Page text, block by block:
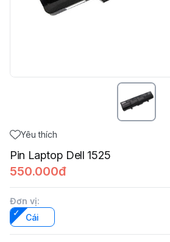
Yêu thích
Pin Laptop Dell 1525
550.000đ
Đơn vị:
Cái